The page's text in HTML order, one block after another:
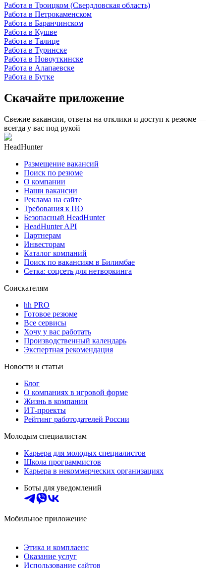
Работа в Троицком (Свердловская область)
Работа в Петрокаменском
Работа в Баранчинском
Работа в Кушве
Работа в Талице
Работа в Туринске
Работа в Новоуткинске
Работа в Алапаевске
Работа в Бутке
Скачайте приложение
Свежие вакансии, ответы на отклики и доступ к резюме —
всегда у вас под рукой
HeadHunter
Размещение вакансий
Поиск по резюме
О компании
Наши вакансии
Реклама на сайте
Требования к ПО
Безопасный HeadHunter
HeadHunter API
Партнерам
Инвесторам
Каталог компаний
Поиск по вакансиям в Билимбае
Сетка: соцсеть для нетворкинга
Соискателям
hh PRO
Готовое резюме
Все сервисы
Хочу у вас работать
Производственный календарь
Экспертная рекомендация
Новости и статьи
Блог
О компаниях в игровой форме
Жизнь в компании
ИТ-проекты
Рейтинг работодателей России
Молодым специалистам
Карьера для молодых специалистов
Школа программистов
Карьера в некоммерческих организациях
Боты для уведомлений
Мобильное приложение
Этика и комплаенс
Оказание услуг
Использование сайтов